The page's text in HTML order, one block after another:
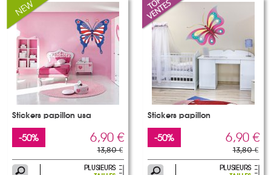
Stickers papillon usa
-50% 6,90 €
13,80 €
Stickers papillon
-50% 6,90 €
13,80 €